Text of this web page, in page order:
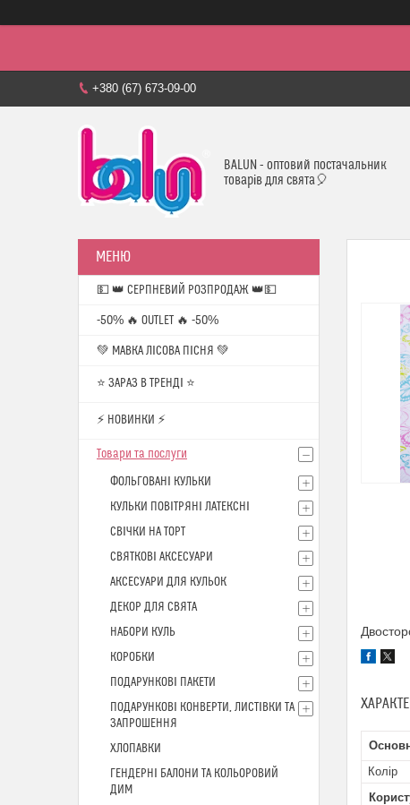
+380 (67) 673-09-00
BALUN - оптовий постачальник
товарів для свята🎈
Колір
💵 👑 СЕРПНЕВИЙ РОЗПРОДАЖ 👑💵
-50% 🔥 OUTLET 🔥 -50%
💚 МАВКА ЛІСОВА ПІСНЯ 💚
⭐️ ЗАРАЗ В ТРЕНДІ ⭐️
⚡ НОВИНКИ ⚡
Товари та послуги
ФОЛЬГОВАНІ КУЛЬКИ
КУЛЬКИ ПОВІТРЯНІ ЛАТЕКСНІ
СВІЧКИ НА ТОРТ
СВЯТКОВІ АКСЕСУАРИ
АКСЕСУАРИ ДЛЯ КУЛЬОК
ДЕКОР ДЛЯ СВЯТА
НАБОРИ КУЛЬ
КОРОБКИ
ПОДАРУНКОВІ ПАКЕТИ
ПОДАРУНКОВІ КОНВЕРТИ, ЛИСТІВКИ ТА
ЗАПРОШЕННЯ
ХЛОПАВКИ
ГЕНДЕРНІ БАЛОНИ ТА КОЛЬОРОВИЙ
ДИМ